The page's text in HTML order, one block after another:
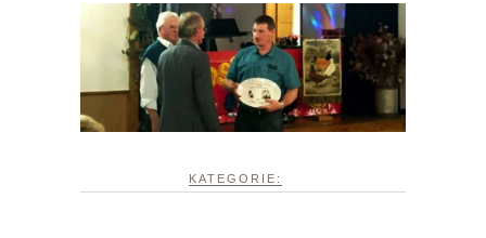
KATEGORIE: